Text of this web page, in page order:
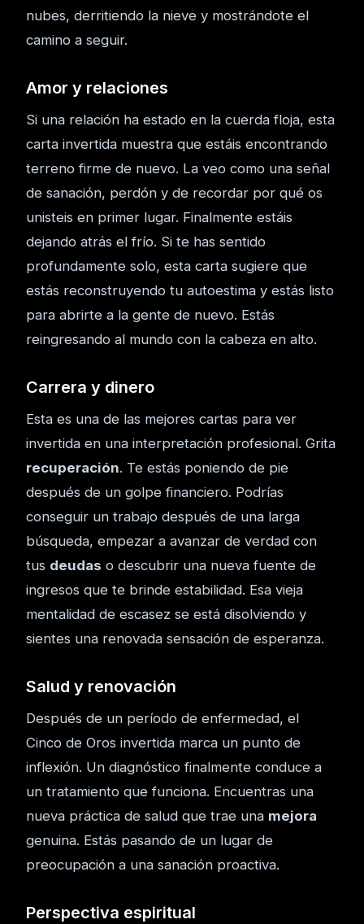
nubes, derritiendo la nieve y mostrándote el
camino a seguir.
Amor y relaciones
Si una relación ha estado en la cuerda floja, esta
carta invertida muestra que estáis encontrando
terreno firme de nuevo. La veo como una señal
de sanación, perdón y de recordar por qué os
unisteis en primer lugar. Finalmente estáis
dejando atrás el frío. Si te has sentido
profundamente solo, esta carta sugiere que
estás reconstruyendo tu autoestima y estás listo
para abrirte a la gente de nuevo. Estás
reingresando al mundo con la cabeza en alto.
Carrera y dinero
Esta es una de las mejores cartas para ver
invertida en una interpretación profesional. Grita
recuperación. Te estás poniendo de pie
después de un golpe financiero. Podrías
conseguir un trabajo después de una larga
búsqueda, empezar a avanzar de verdad con
tus deudas o descubrir una nueva fuente de
ingresos que te brinde estabilidad. Esa vieja
mentalidad de escasez se está disolviendo y
sientes una renovada sensación de esperanza.
Salud y renovación
Después de un período de enfermedad, el
Cinco de Oros invertida marca un punto de
inflexión. Un diagnóstico finalmente conduce a
un tratamiento que funciona. Encuentras una
nueva práctica de salud que trae una mejora
genuina. Estás pasando de un lugar de
preocupación a una sanación proactiva.
Perspectiva espiritual